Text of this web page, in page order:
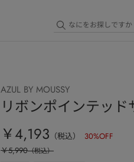
AZUL BY MOUSSY
リボンポインテッド
￥4,193 （税込） 30%OFF
￥5,990（税込）